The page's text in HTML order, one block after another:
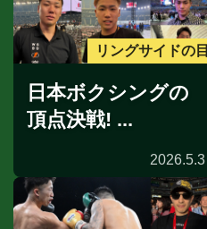
リングサイドの目
日本ボクシングの
頂点決戦! ...
2026.5.3